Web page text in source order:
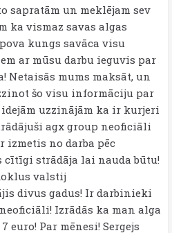
sapratām un meklējam sev
ka vismaz savas algas
kungs savāca visu
ar mūsu darbu ieguvis par
Netaisās mums maksāt, un
šo visu informāciju par
uzzinājām ka ir kurjeri
agx group neoficiāli
izmetis no darba pēc
strādāja lai nauda būtu!
valstij
divus gadus! Ir darbinieki
Izrādās ka man alga
Par mēnesi! Sergejs